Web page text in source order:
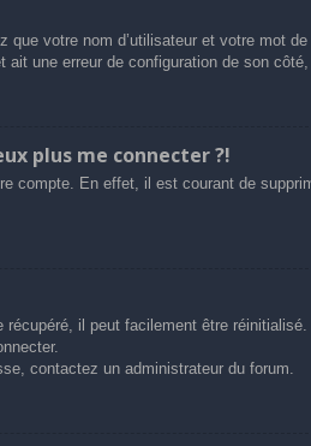
votre nom d’utilisateur et votre mot
une erreur de configuration de son côté,
plus me connecter ?!
compte. En effet, il est courant de
il peut facilement être
contactez un administrateur du forum.